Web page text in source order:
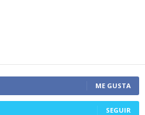
ME GUSTA
SEGUIR